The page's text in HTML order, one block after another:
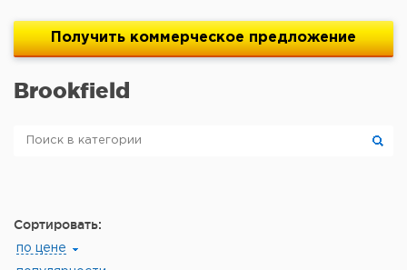
Получить коммерческое предложение
Brookfield
Сортировать:
по цене